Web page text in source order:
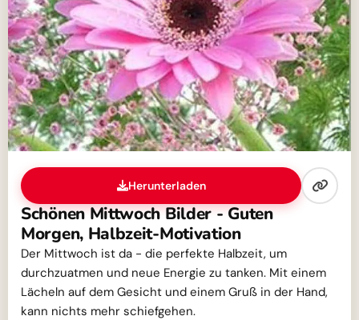
Herunterladen
Schönen Mittwoch Bilder - Guten
Morgen, Halbzeit-Motivation
Der Mittwoch ist da - die perfekte Halbzeit, um
durchzuatmen und neue Energie zu tanken. Mit einem
Lächeln auf dem Gesicht und einem Gruß in der Hand,
kann nichts mehr schiefgehen.